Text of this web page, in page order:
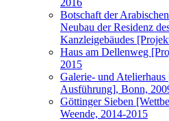
2016
Botschaft der
Neubau der Residenz
Kanzleigebäudes
Haus am Dellenweg
2015
Galerie- und
Ausführung], Bonn,
Göttinger Sieben
Weende, 2014-2015